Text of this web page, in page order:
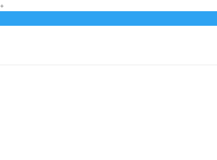
+